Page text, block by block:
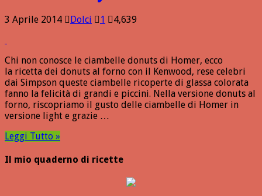
3 Aprile 2014 Dolci 1 4,639
Chi non conosce le ciambelle donuts di Homer, ecco
la ricetta dei donuts al forno con il Kenwood, rese celebri
dai Simpson queste ciambelle ricoperte di glassa colorata
fanno la felicità di grandi e piccini. Nella versione donuts al
forno, riscopriamo il gusto delle ciambelle di Homer in
versione light e grazie …
Leggi Tutto »
Il mio quaderno di ricette